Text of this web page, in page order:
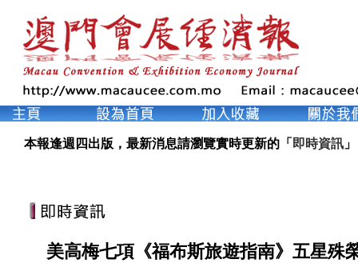
本報逢週四出版，最新消息請瀏覽實時更新的「 即時資訊 」
美高梅七項《福布斯旅遊指南》五星殊